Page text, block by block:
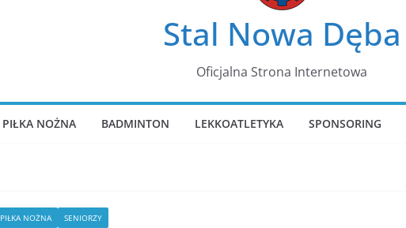
Stal Nowa Dęba
Oficjalna Strona Internetowa
PIŁKA NOŻNA BADMINTON LEKKOATLETYKA SPONSORING
PIŁKA NOŻNA SENIORZY